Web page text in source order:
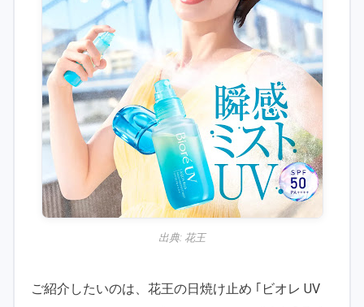
出典: 花王
ご紹介したいのは、花王の日焼け止め ｢ビオレ UV